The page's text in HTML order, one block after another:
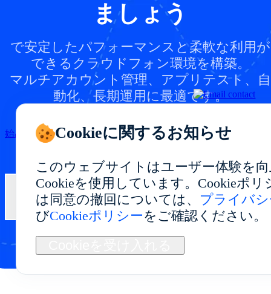
ましょう
で安定したパフォーマンスと柔軟な利用が
できるクラウドフォン環境を構築。
マルチアカウント管理、アプリテスト、自
動化、長期運用に最適です。
始める
お問い合わせ
Cookieに関するお知らせ
このウェブサイトはユーザー体験を
Cookieを使用しています。Cookieポリ
は同意の撤回については、 プライバ
びCookieポリシーをご確認ください。